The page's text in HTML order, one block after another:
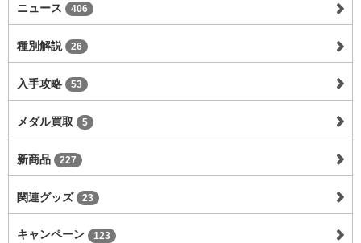
ニュース 406
種別解説 26
入手攻略 53
メダル買取 5
新商品 227
関連グッズ 23
キャンペーン 123